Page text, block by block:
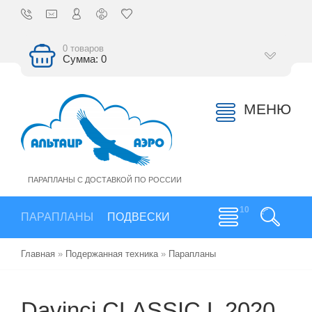
0 товаров
Сумма: 0
ПАРАПЛАНЫ С ДОСТАВКОЙ ПО РОССИИ
МЕНЮ
ПАРАПЛАНЫ ПОДВЕСКИ
Главная » Подержанная техника » Парапланы